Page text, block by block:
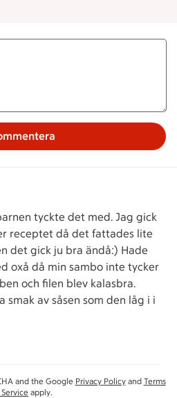
tyckte det med. Jag gick
receptet då det fattades lite
det gick ju bra ändå:) Hade
oxå då min sambo inte tycker
och filen blev kalasbra.
smak av såsen som den låg i i
and the Google Privacy Policyand Terms
apply.